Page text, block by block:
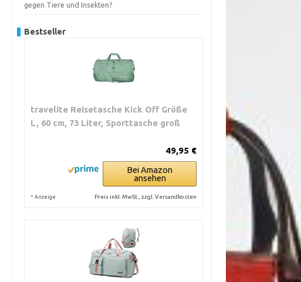
gegen Tiere und Insekten?
Bestseller
travelite Reisetasche Kick Off Größe
L, 60 cm, 73 Liter, Sporttasche groß
49,95 €
Bei Amazon
ansehen
* Anzeige Preis inkl. MwSt., zzgl. Versandkosten